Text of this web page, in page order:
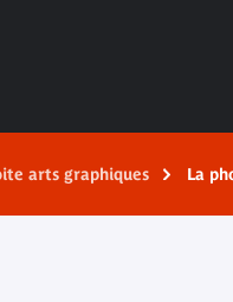
arts graphiques La